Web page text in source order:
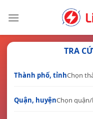
TRA
Thành phố, tỉnh
Quận, huyện